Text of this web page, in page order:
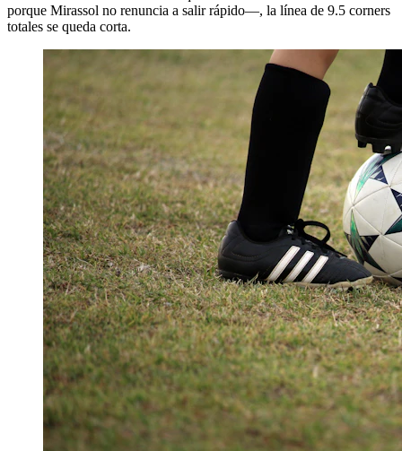
porque Mirassol no renuncia a salir rápido—, la línea de 9.5 corners
totales se queda corta.